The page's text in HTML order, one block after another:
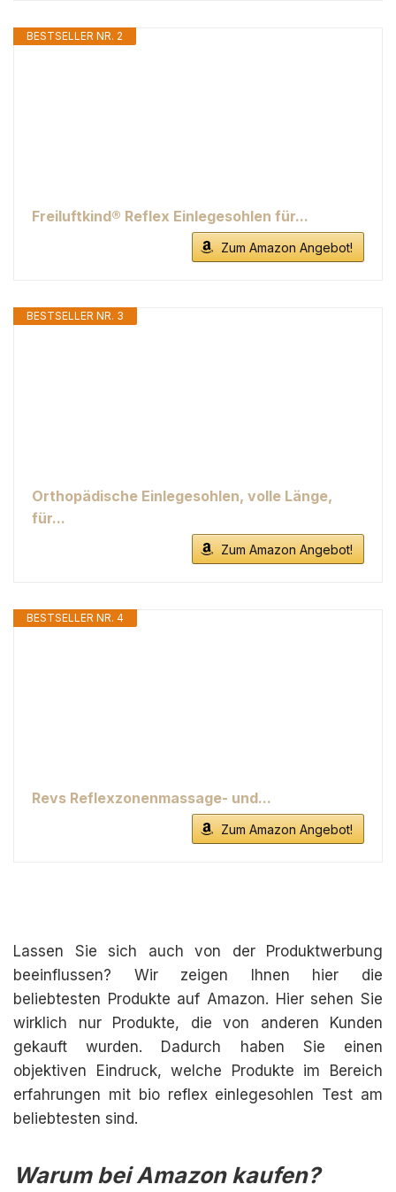
BESTSELLER NR. 2
Freiluftkind® Reflex Einlegesohlen für...
Zum Amazon Angebot!
BESTSELLER NR. 3
Orthopädische Einlegesohlen, volle Länge,
für...
Zum Amazon Angebot!
BESTSELLER NR. 4
Revs Reflexzonenmassage- und...
Zum Amazon Angebot!
Lassen Sie sich auch von der Produktwerbung
beeinflussen? Wir zeigen Ihnen hier die
beliebtesten Produkte auf Amazon. Hier sehen Sie
wirklich nur Produkte, die von anderen Kunden
gekauft wurden. Dadurch haben Sie einen
objektiven Eindruck, welche Produkte im Bereich
erfahrungen mit bio reflex einlegesohlen Test am
beliebtesten sind.
Warum bei Amazon kaufen?